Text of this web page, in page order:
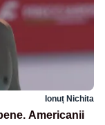
Ionuț Nichita
Americanii